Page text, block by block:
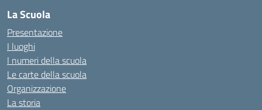
La Scuola
Presentazione
I luoghi
I numeri della scuola
Le carte della scuola
Organizzazione
La storia